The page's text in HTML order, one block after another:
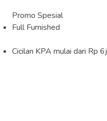
Promo Spesial
Full Furnished
Cicilan KPA mulai dari Rp